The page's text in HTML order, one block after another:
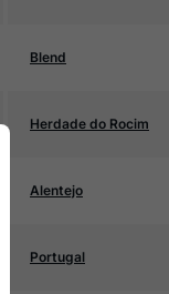
Blend
Herdade do Rocim
Alentejo
Portugal